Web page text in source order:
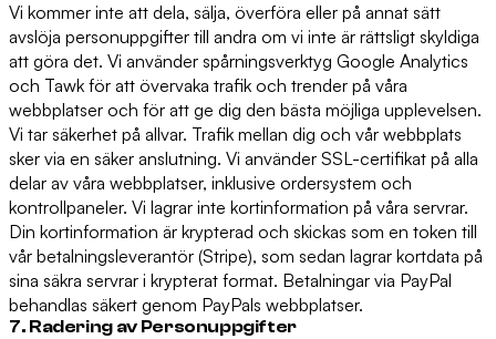
Vi kommer inte att dela, sälja, överföra eller på annat sätt
avslöja personuppgifter till andra om vi inte är rättsligt skyldiga
att göra det. Vi använder spårningsverktyg Google Analytics
och Tawk för att övervaka trafik och trender på våra
webbplatser och för att ge dig den bästa möjliga upplevelsen.
Vi tar säkerhet på allvar. Trafik mellan dig och vår webbplats
sker via en säker anslutning. Vi använder SSL-certifikat på alla
delar av våra webbplatser, inklusive ordersystem och
kontrollpaneler. Vi lagrar inte kortinformation på våra servrar.
Din kortinformation är krypterad och skickas som en token till
vår betalningsleverantör (Stripe), som sedan lagrar kortdata på
sina säkra servrar i krypterat format. Betalningar via PayPal
behandlas säkert genom PayPals webbplatser.
7. Radering av Personuppgifter